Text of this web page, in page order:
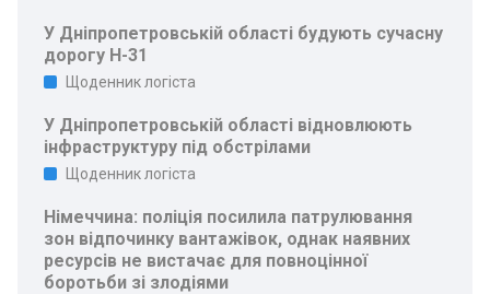
У Дніпропетровській області будують сучасну
дорогу Н-31
Щоденник логіста
У Дніпропетровській області відновлюють
інфраструктуру під обстрілами
Щоденник логіста
Німеччина: поліція посилила патрулювання
зон відпочинку вантажівок, однак наявних
ресурсів не вистачає для повноцінної
боротьби зі злодіями